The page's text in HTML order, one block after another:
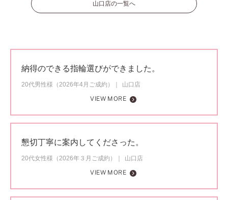
山口店の一覧へ
納得のできる指輪選びができました。
20代男性様（2026年4月ご成約）
山口店
VIEW MORE
懇切丁寧に案内してくださった。
20代女性様（2026年３月ご成約）
山口店
VIEW MORE